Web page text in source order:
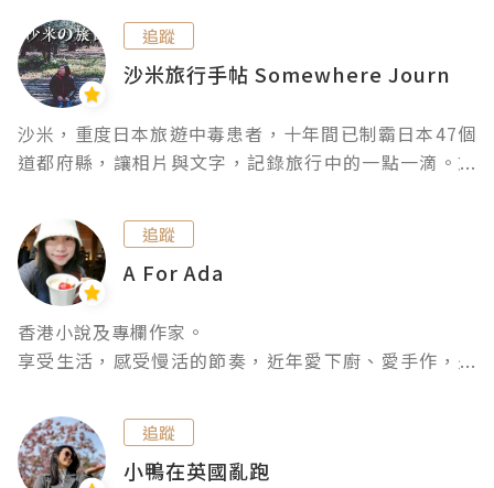
足了53個國家，夢想有日有人同我講「你個Blog好好睇
呀! 我比一百萬你啦~」
追蹤
沙米旅行手帖 Somewhere Journal
沙米，重度日本旅遊中毒患者，十年間已制霸日本47個
道都府縣，讓相片與文字，記錄旅行中的一點一滴。文
的某一個角落，與讀者分享沙米的背包。
Facebook專頁：沙米旅日手帖 sami2travel
個人網頁：www.sami2travel.com
日本旅遊作品已逾二十本：《去京都這樣排行程》、
《九州私路小旅行：人氣景點、在地美食、特色溫泉、
觀光列車的精選行程X深度漫遊》、《日本私路小旅
追蹤
A For Ada
香港小說及專欄作家。
享受生活，感受慢活的節奏，近年愛下廚、愛手作，是
*朱佩君 (OL公主)，香港小說及專欄作家。曾出版多本
小說，現於She.com連載專欄及參與MV創作。
追蹤
小鴨在英國亂跑